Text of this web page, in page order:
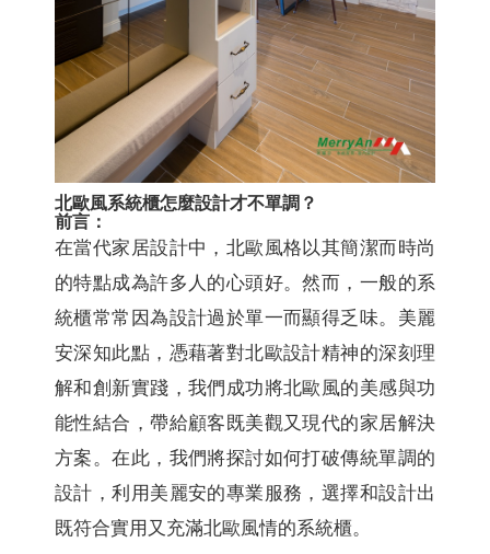
北歐風系統櫃怎麼設計才不單調？
前言：
在當代家居設計中，北歐風格以其簡潔而時尚
的特點成為許多人的心頭好。然而，一般的系
統櫃常常因為設計過於單一而顯得乏味。美麗
安深知此點，憑藉著對北歐設計精神的深刻理
解和創新實踐，我們成功將北歐風的美感與功
能性結合，帶給顧客既美觀又現代的家居解決
方案。在此，我們將探討如何打破傳統單調的
設計，利用美麗安的專業服務，選擇和設計出
既符合實用又充滿北歐風情的系統櫃。